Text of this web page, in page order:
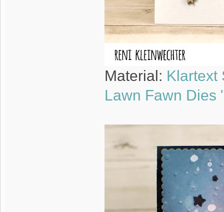
Material: Klartext
Lawn Fawn Dies